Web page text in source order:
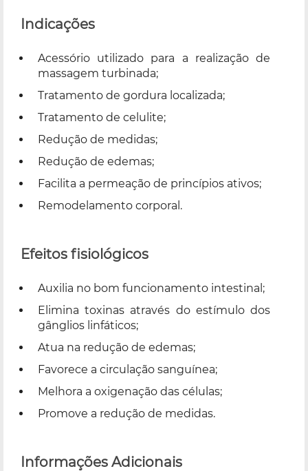
Indicações
Acessório utilizado para a realização de
massagem turbinada;
Tratamento de gordura localizada;
Tratamento de celulite;
Redução de medidas;
Redução de edemas;
Facilita a permeação de princípios ativos;
Remodelamento corporal.
Efeitos fisiológicos
Auxilia no bom funcionamento intestinal;
Elimina toxinas através do estímulo dos
gânglios linfáticos;
Atua na redução de edemas;
Favorece a circulação sanguínea;
Melhora a oxigenação das células;
Promove a redução de medidas.
Informações Adicionais